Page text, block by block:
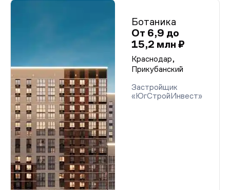
Ботаника
От 6,9 до
15,2 млн ₽
Краснодар,
Прикубанский
Застройщик
«ЮгСтройИнвест»